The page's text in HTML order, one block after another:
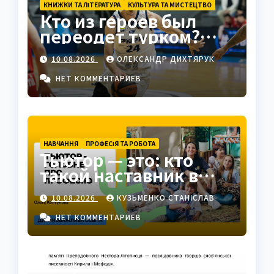
КНИЖКИ ТА ЛІТЕРАТУРА КУЛЬТУРА ТА МИСТЕЦТВО
Кто из героев был
переодет турком?
Клеонт в комедии
Мольера
10.08.2026
ОЛЕКСАНДР ДИХТЯРУК
НЕТ КОММЕНТАРИЕВ
НАВЧАННЯ ПРОФЕСІЯ ТА РОБОТА
Тьютор — это: кто
такой наставник в
современном
образовании
10.08.2026
КУЗЬМЕНКО СТАНІСЛАВ
НЕТ КОММЕНТАРИЕВ